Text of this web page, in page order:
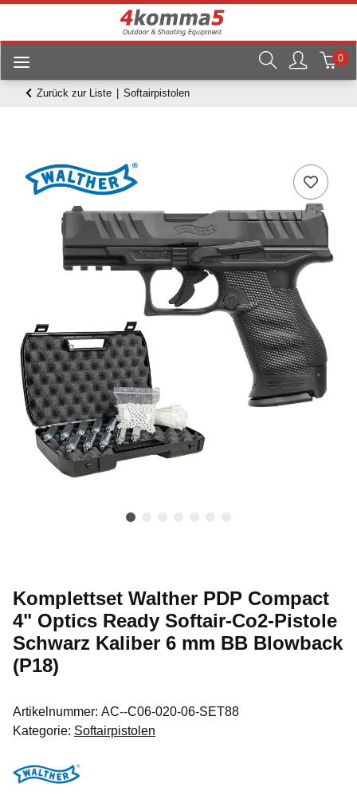
0
Zurück zur Liste Softairpistolen
Komplettset Walther PDP Compact
4" Optics Ready Softair-Co2-Pistole
Schwarz Kaliber 6 mm BB Blowback
(P18)
Artikelnummer: AC--C06-020-06-SET88
Kategorie: Softairpistolen